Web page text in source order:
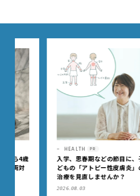
PR
入学、思春期などの節目に、子
どもの「アトピー性皮膚炎」の
治療を見直しませんか？